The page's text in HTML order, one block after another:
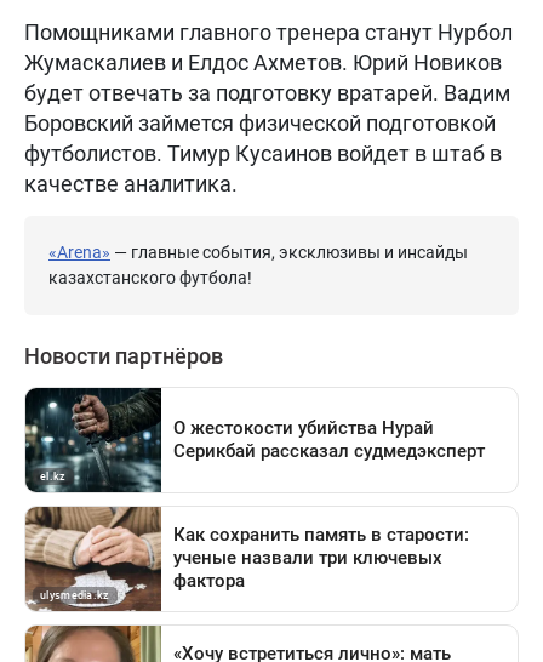
Помощниками главного тренера станут Нурбол
Жумаскалиев и Елдос Ахметов. Юрий Новиков
будет отвечать за подготовку вратарей. Вадим
Боровский займется физической подготовкой
футболистов. Тимур Кусаинов войдет в штаб в
качестве аналитика.
«Arena» — главные события, эксклюзивы и инсайды
казахстанского футбола!